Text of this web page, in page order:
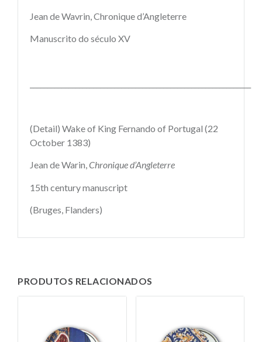
Jean de Wavrin, Chronique d’Angleterre
Manuscrito do século XV
(Detail) Wake of King Fernando of Portugal (22
October 1383)
Jean de Warin,Chronique d’Angleterre
15th century manuscript
(Bruges, Flanders)
PRODUTOS RELACIONADOS